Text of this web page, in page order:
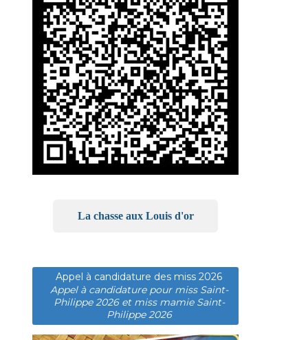
La chasse aux Louis d'or
Appel à candidature des miss 2026
Appel à candidature pour miss Saint-
Philippe 2026 et miss mamie Saint-
Philippe 2026